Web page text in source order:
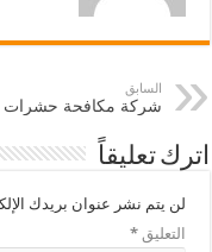
السابق
شركة مكافحة حشرات
اترك تعليقاً
لن يتم نشر عنوان بريدك
التعليق*